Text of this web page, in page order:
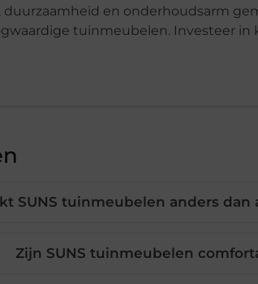
en onderhoudsarm
tuinmeubelen. Investeer
SUNS tuinmeubelen anders dan
Zijn SUNS tuinmeubelen